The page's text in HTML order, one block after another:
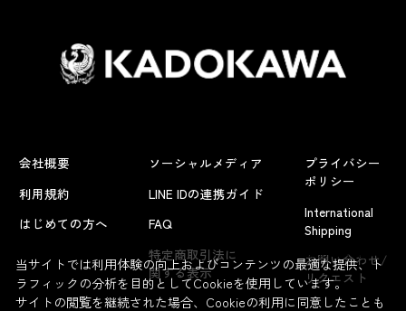
よくあるお問い合わせ
会社概要
利用規約
はじめての方へ
ソーシャルメディア
LINE IDの連携ガイド
FAQ
特定商取引法に
関する表示
プライバシー
ポリシー
International
Shipping
お問い合わせ/
リクエスト
当サイトでは利用体験の向上およびコンテンツの最適な提供、ト
ラフィックの分析を目的としてCookieを使用しています。
サイトの閲覧を継続された場合、Cookieの利用に同意したことも